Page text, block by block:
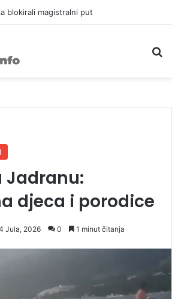
vatru u selima kod Trebinja
Jadranu:
djeca i porodice
Jula, 2026 0 1 minut čitanja